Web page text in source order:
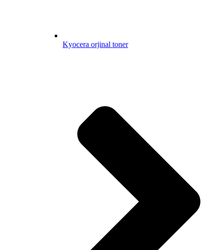
Kyocera orjinal toner